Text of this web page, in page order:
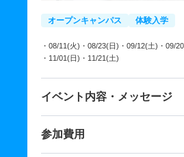
オープンキャンパス 体験入学
・08/11(火) ・08/23(日) ・09/12(土) ・09/
・11/01(日) ・11/21(土)
イベント内容・メッセージ
参加費用